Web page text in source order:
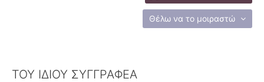
Θέλω να το μοιραστώ
ΤΟΥ ΙΔΙΟΥ ΣΥΓΓΡΑΦΕΑ